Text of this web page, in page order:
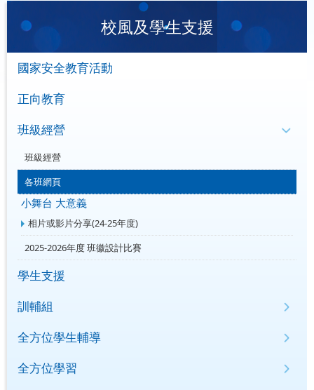
校風及學生支援
國家安全教育活動
正向教育
班級經營
班級經營
各班網頁
小舞台 大意義
相片或影片分享(24-25年度)
2025-2026年度 班徽設計比賽
學生支援
訓輔組
全方位學生輔導
全方位學習